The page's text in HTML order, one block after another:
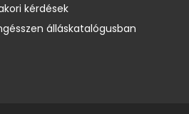
kérdések
álláskatalógusban